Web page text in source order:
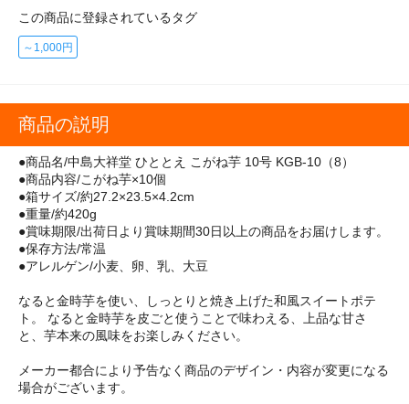
この商品に登録されているタグ
～1,000円
商品の説明
●商品名/中島大祥堂 ひととえ こがね芋 10号 KGB-10（8）
●商品内容/こがね芋×10個
●箱サイズ/約27.2×23.5×4.2cm
●重量/約420g
●賞味期限/出荷日より賞味期間30日以上の商品をお届けします。
●保存方法/常温
●アレルゲン/小麦、卵、乳、大豆
なると金時芋を使い、しっとりと焼き上げた和風スイートポテ
ト。 なると金時芋を皮ごと使うことで味わえる、上品な甘さ
と、芋本来の風味をお楽しみください。
メーカー都合により予告なく商品のデザイン・内容が変更になる
場合がございます。